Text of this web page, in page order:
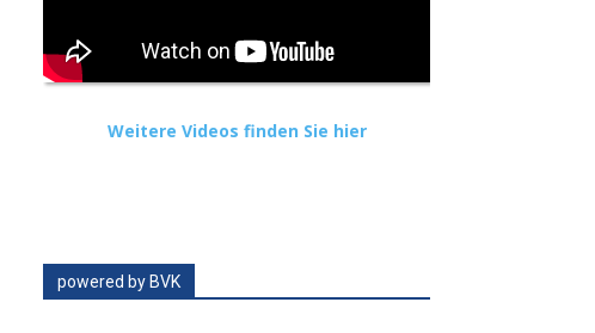
Weitere Videos finden Sie hier
powered by BVK